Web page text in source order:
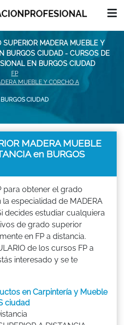
SUPERIOR MADERA MUEBLE Y
BURGOS CIUDAD - CURSOS DE
EN BURGOS CIUDAD
FP
MUEBLE Y CORCHO A
BURGOS CIUDAD
MADERA MUEBLE
en BURGOS
para obtener el grado
especialidad de MADERA
decides estudiar cualquiera
de grado superior
en FP a distancia.
de los cursos FP a
interesado y se te
en Carpintería y Mueble
ciudad